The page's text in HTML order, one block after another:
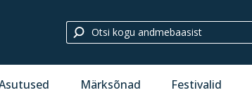
Märksõnad Festivalid